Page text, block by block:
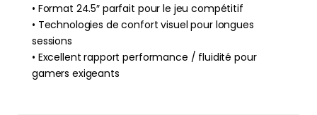
• Format 24.5″ parfait pour le jeu compétitif
• Technologies de confort visuel pour longues
sessions
• Excellent rapport performance / fluidité pour
gamers exigeants